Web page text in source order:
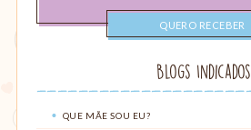
Blogs Indicados
QUE MÃE SOU EU?